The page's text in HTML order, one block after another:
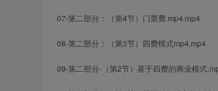
07-第二部分：（第4节）门票费.mp4.mp4
08-第二部分：（第3节）四费模式mp4.mp4
09-第二部分-（第2节）基于四费的商业模式